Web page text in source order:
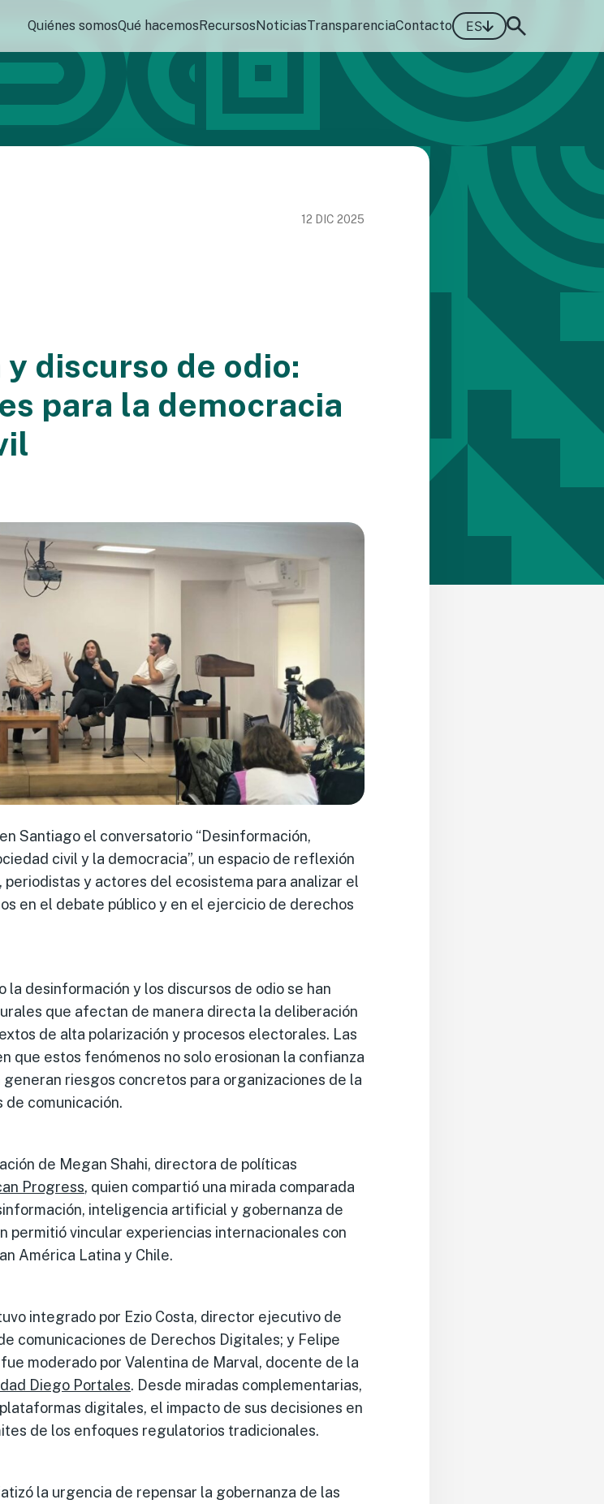
Quiénes somosQué hacemosRecursosNoticiasTransparenciaContacto ES
12 DIC 2025
discurso de odio:
para la democracia
Santiago el conversatorio “Desinformación,
civil y la democracia”, un espacio de reflexión
y actores del ecosistema para analizar el
en el debate público y en el ejercicio de derechos
la desinformación y los discursos de odio se han
que afectan de manera directa la deliberación
de alta polarización y procesos electorales. Las
que estos fenómenos no solo erosionan la confianza
riesgos concretos para organizaciones de la
de comunicación.
de Megan Shahi, directora de políticas
Progress, quien compartió una mirada comparada
inteligencia artificial y gobernanza de
permitió vincular experiencias internacionales con
América Latina y Chile.
integrado por Ezio Costa, director ejecutivo de
comunicaciones de Derechos Digitales; y Felipe
fue moderado por Valentina de Marval, docente de la
Diego Portales. Desde miradas complementarias,
digitales, el impacto de sus decisiones en
de los enfoques regulatorios tradicionales.
la urgencia de repensar la gobernanza de las